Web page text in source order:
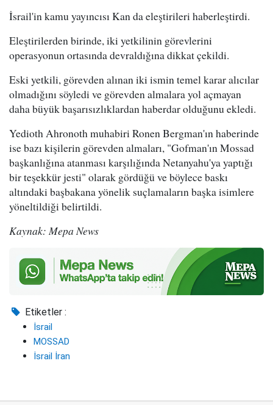
İsrail'in kamu yayıncısı Kan da eleştirileri haberleştirdi.
Eleştirilerden birinde, iki yetkilinin görevlerini
operasyonun ortasında devraldığına dikkat çekildi.
Eski yetkili, görevden alınan iki ismin temel karar alıcılar
olmadığını söyledi ve görevden almalara yol açmayan
daha büyük başarısızlıklardan haberdar olduğunu ekledi.
Yedioth Ahronoth muhabiri Ronen Bergman'ın haberinde
ise bazı kişilerin görevden almaları, "Gofman'ın Mossad
başkanlığına atanması karşılığında Netanyahu'ya yaptığı
bir teşekkür jesti" olarak gördüğü ve böylece baskı
altındaki başbakana yönelik suçlamaların başka isimlere
yöneltildiği belirtildi.
Kaynak: Mepa News
Etiketler :
İsrail
MOSSAD
İsrail İran